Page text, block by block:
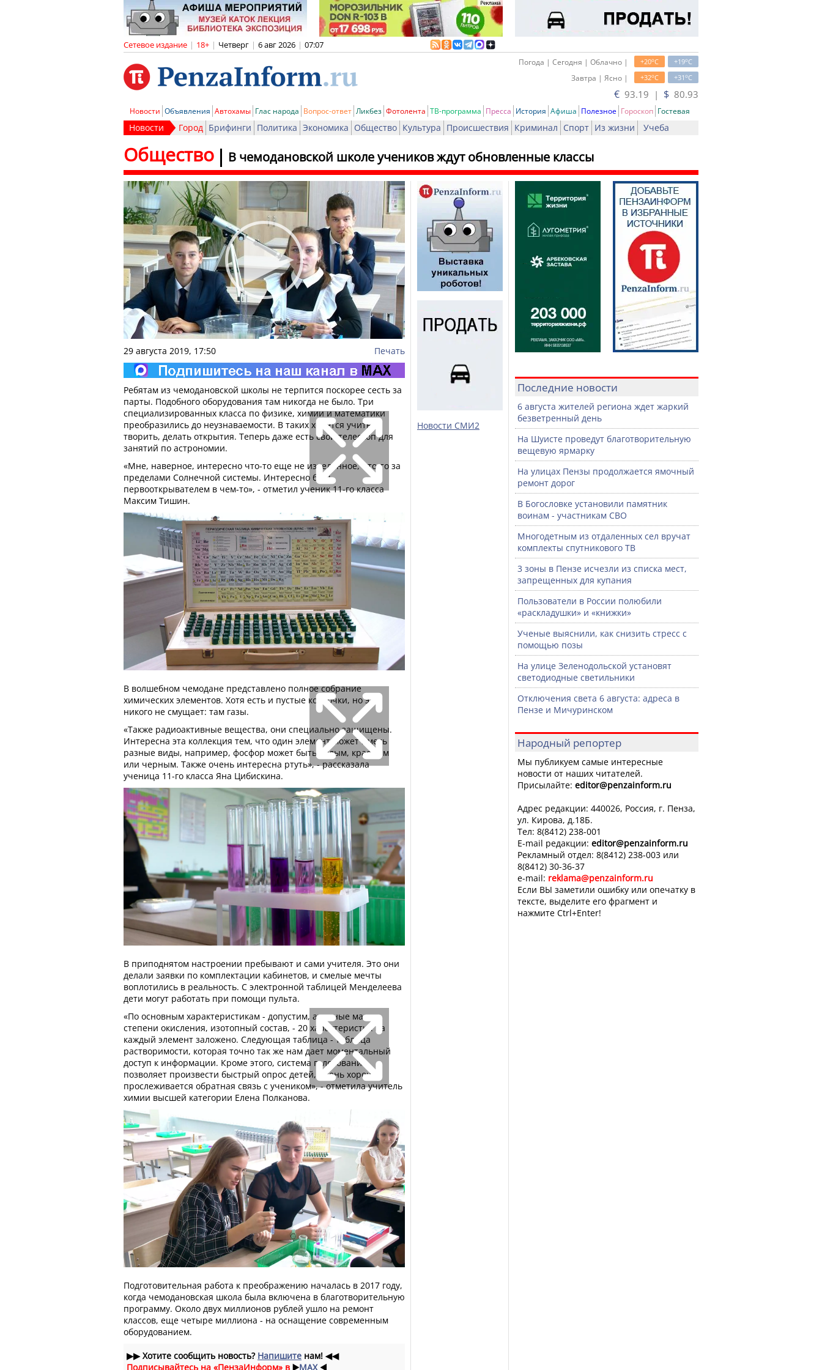
Сетевое издание | 18+ | Четверг | 6 авг 2026 | 07:07
+19oC
+20oC
Погода | Сегодня | Облачно |
+31oC
+32oC
Завтра | Ясно |
€ 93.19 | $ 80.93
Новости Объявления Автохамы Глас народа Вопрос-ответ Ликбез Фотолента ТВ-программа Пресса История Афиша Полезное Гороскоп Гостевая
Новости Город Брифинги Политика Экономика Общество Культура Происшествия Криминал Спорт Из жизни Учеба
В чемодановской школе учеников ждут обновленные классы
Общество
29 августа 2019, 17:50 Печать
Ребятам из чемодановской школы не терпится поскорее сесть за
парты. Подобного оборудования там никогда не было. Три
специализированных класса по физике, химии и математики
преобразились до неузнаваемости. В таких хочется учиться,
творить, делать открытия. Теперь даже есть свой телескоп для
занятий по астрономии.
«Мне, наверное, интересно что-то еще не изведанное, что-то за
пределами Солнечной системы. Интересно быть
первооткрывателем в чем-то», - отметил ученик 11-го класса
Максим Тишин.
В волшебном чемодане представлено полное собрание
химических элементов. Хотя есть и пустые колбочки, но это
никого не смущает: там газы.
«Также радиоактивные вещества, они специально защищены.
Интересна эта коллекция тем, что один элемент может иметь
разные виды, например, фосфор может быть белым, красным
или черным. Также очень интересна ртуть», - рассказала
ученица 11-го класса Яна Цибискина.
В приподнятом настроении пребывают и сами учителя. Это они
делали заявки по комплектации кабинетов, и смелые мечты
воплотились в реальность. С электронной таблицей Менделеева
дети могут работать при помощи пульта.
«По основным характеристикам - допустим, атомные массы,
степени окисления, изотопный состав, - 20 характеристик на
каждый элемент заложено. Следующая таблица - таблица
растворимости, которая точно так же нам дает моментальный
доступ к информации. Кроме этого, система голосования
позволяет произвести быстрый опрос детей, очень хорошо
прослеживается обратная связь с учеником», - отметила учитель
химии высшей категории Елена Полканова.
Подготовительная работа к преображению началась в 2017 году,
когда чемодановская школа была включена в благотворительную
программу. Около двух миллионов рублей ушло на ремонт
классов, еще четыре миллиона - на оснащение современным
оборудованием.
▶▶Хотите сообщить новость? Напишите нам! ◀◀
Подписывайтесь на «ПензаИнформ» в ▶️MAX ◀️
Новости СМИ2
Последние новости
6 августа жителей региона ждет жаркий
безветренный день
На Шуисте проведут благотворительную
вещевую ярмарку
На улицах Пензы продолжается ямочный
ремонт дорог
В Богословке установили памятник
воинам - участникам СВО
Многодетным из отдаленных сел вручат
комплекты спутникового ТВ
3 зоны в Пензе исчезли из списка мест,
запрещенных для купания
Пользователи в России полюбили
«раскладушки» и «книжки»
Ученые выяснили, как снизить стресс с
помощью позы
На улице Зеленодольской установят
светодиодные светильники
Отключения света 6 августа: адреса в
Пензе и Мичуринском
Народный репортер
Мы публикуем самые интересные
новости от наших читателей.
Присылайте: editor@penzainform.ru
Адрес редакции: 440026, Россия, г. Пенза,
ул. Кирова, д.18Б.
Тел: 8(8412) 238-001
E-mail редакции: editor@penzainform.ru
Рекламный отдел: 8(8412) 238-003 или
8(8412) 30-36-37
e-mail: reklama@penzainform.ru
Если ВЫ заметили ошибку или опечатку в
тексте, выделите его фрагмент и
нажмите Ctrl+Enter!